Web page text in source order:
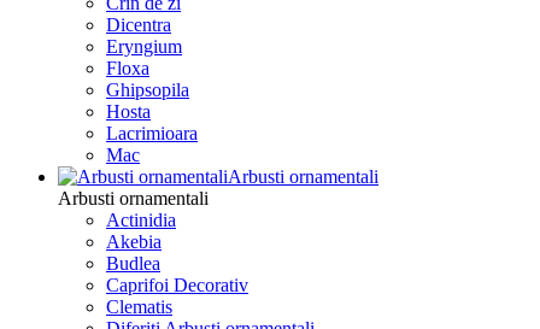
Dicentra
Eryngium
Floxa
Ghipsopila
Hosta
Lacrimioara
Mac
Arbusti ornamentali
Arbusti ornamentali
Actinidia
Akebia
Budlea
Caprifoi Decorativ
Clematis